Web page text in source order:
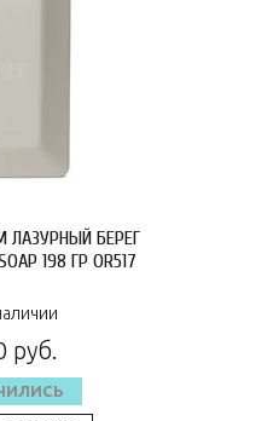
БЕРЕГ
198 ГР OR517
руб.